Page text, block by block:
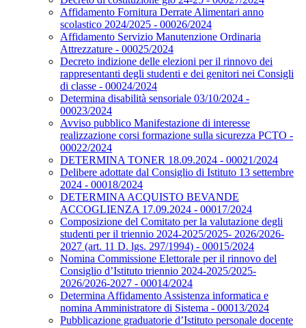
Affidamento Fornitura Derrate Alimentari anno
scolastico 2024/2025 - 00026/2024
Affidamento Servizio Manutenzione Ordinaria
Attrezzature - 00025/2024
Decreto indizione delle elezioni per il rinnovo dei
rappresentanti degli studenti e dei genitori nei Consigli
di classe - 00024/2024
Determina disabilità sensoriale 03/10/2024 -
00023/2024
Avviso pubblico Manifestazione di interesse
realizzazione corsi formazione sulla sicurezza PCTO -
00022/2024
DETERMINA TONER 18.09.2024 - 00021/2024
Delibere adottate dal Consiglio di Istituto 13 settembre
2024 - 00018/2024
DETERMINA ACQUISTO BEVANDE
ACCOGLIENZA 17.09.2024 - 00017/2024
Composizione del Comitato per la valutazione degli
studenti per il triennio 2024-2025/2025- 2026/2026-
2027 (art. 11 D. lgs. 297/1994) - 00015/2024
Nomina Commissione Elettorale per il rinnovo del
Consiglio d’Istituto triennio 2024-2025/2025-
2026/2026-2027 - 00014/2024
Determina Affidamento Assistenza informatica e
nomina Amministratore di Sistema - 00013/2024
Pubblicazione graduatorie d’Istituto personale docente